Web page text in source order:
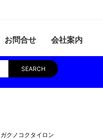
お問合せ 会社案内
SEARCH
クノコクタイロン